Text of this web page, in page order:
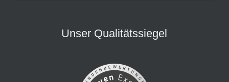
Unser Qualitätssiegel